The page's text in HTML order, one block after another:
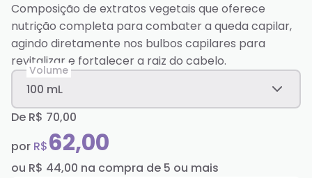
Composição de extratos vegetais que oferece
nutrição completa para combater a queda capilar,
agindo diretamente nos bulbos capilares para
revitalizar e fortalecer a raiz do cabelo.
Volume
100 mL
De R$ 70,00
por R$62,00
ou R$ 44,00 na compra de 5 ou mais